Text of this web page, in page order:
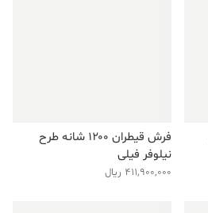
فرش قیطران ۱۲۰۰ شانه طرح
نیلوفر فیلی
411,900,000 ریال